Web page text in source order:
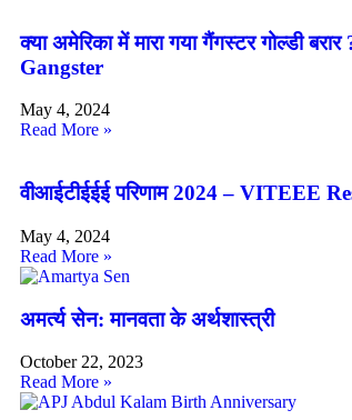
क्या अमेरिका में मारा गया गैंगस्टर गोल्डी
Gangster
May 4, 2024
Read More »
वीआईटीईईई परिणाम 2024 – VITEEE
May 4, 2024
Read More »
अमर्त्य सेन: मानवता के अर्थशास्त्री
October 22, 2023
Read More »